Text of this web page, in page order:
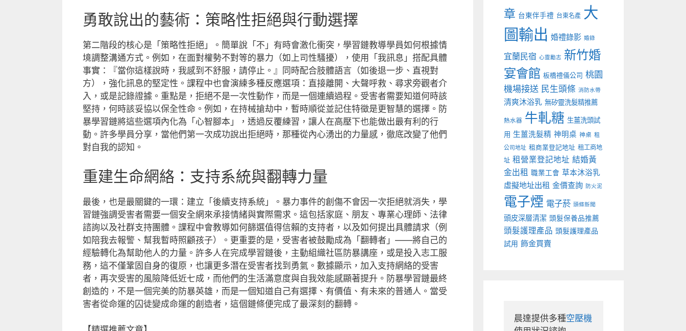
勇敢說出的藝術：策略性拒絕與行動選擇
第二階段的核心是「策略性拒絕」。簡單說「不」有時會激化衝突，學習鏈教導學員如何根據情
境調整溝通方式。例如，在面對權勢不對等的暴力（如上司性騷擾），使用「我訊息」搭配具體
事實：『當你這樣說時，我感到不舒服，請停止。』同時配合肢體語言（如後退一步、直視對
方），強化訊息的堅定性。課程中也會演練多種反應選項：直接離開、大聲呼救、尋求旁觀者介
入，或是記錄證據。重點是，拒絕不是一次性動作，而是一個連續過程。受害者需要知道何時該
堅持，何時該妥協以保全性命。例如，在持械搶劫中，暫時順從並記住特徵是更智慧的選擇。防
暴學習鏈將這些選項內化為「心智腳本」，透過反覆練習，讓人在高壓下也能做出最有利的行
動。許多學員分享，當他們第一次成功說出拒絕時，那種從內心湧出的力量感，徹底改變了他們
對自我的認知。
重建生命網絡：支持系統與翻轉力量
最後，也是最關鍵的一環：建立「後續支持系統」。暴力事件的創傷不會因一次拒絕就消失，學
習鏈強調受害者需要一個安全網來承接情緒與實際需求。這包括家庭、朋友、專業心理師、法律
諮詢以及社群支持團體。課程中會教導如何篩選值得信賴的支持者，以及如何提出具體請求（例
如陪我去報警、幫我暫時照顧孩子）。更重要的是，受害者被鼓勵成為「翻轉者」——將自己的
經驗轉化為幫助他人的力量。許多人在完成學習鏈後，主動組織社區防暴講座，或是投入志工服
務，這不僅鞏固自身的復原，也讓更多潛在受害者找到勇氣。數據顯示，加入支持網絡的受害
者，再次受害的風險降低近七成，而他們的生活滿意度與自我效能感顯著提升。防暴學習鏈最終
創造的，不是一個完美的防暴英雄，而是一個知道自己有選擇、有價值、有未來的普通人。當受
害者從命運的囚徒變成命運的創造者，這個鏈條便完成了最深刻的翻轉。
章 台東伴手禮 台東名產 大
圖輸出 婚禮錄影 婚錄
宜蘭民宿 心靈勵志 新竹婚
宴會館 板橋禮儀公司 桃園
機場接送 民生頭條 消防水帶
清爽沐浴乳 無矽靈洗髮精推薦
熱水器 牛軋糖 生薑洗頭試
用 生薑洗髮精 神明桌 神桌 租
公司地址 租商業登記地址 租工商地
址 租營業登記地址 結婚黃
金出租 職業工會 草本沐浴乳
虛擬地址出租 金價查詢 防火泥
電子煙 電子菸 頭條新聞
頭皮深層清潔 頭髮保養品推薦
頭髮護理產品 頭髮護理產品
試用 飾金買賣
晨達提供多種空壓機